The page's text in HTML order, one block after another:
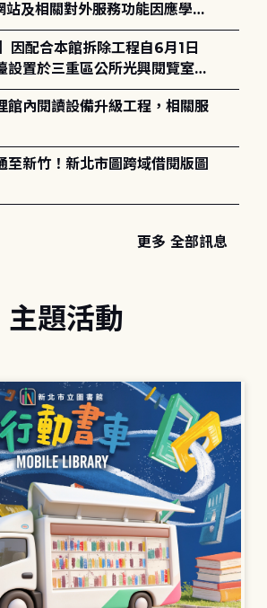
及相關對外服務功能因應學術
停服務。
設置於三重區公所光興閱覽室，
諒。
館內閱讀設備升級工程，相關服
至新竹！新北市圖跨域借閱版圖
更多 全部訊息
主題活動